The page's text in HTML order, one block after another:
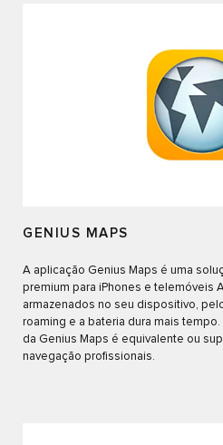
GENIUS MAPS
A aplicação Genius Maps é uma
premium para iPhones e telemóveis
armazenados no seu dispositivo,
roaming e a bateria dura mais
da Genius Maps é equivalente ou
navegação profissionais.